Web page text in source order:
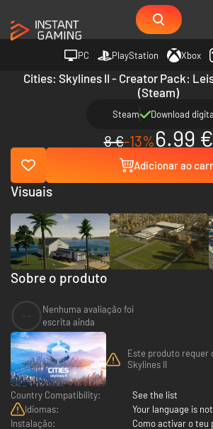
PC PlayStation Xbox
Cities: Skylines II - Creator Pack:
(Steam)
Steam Download
8 €-13%6.99 €
Adicionar ao
Sobre o produto
Nenhuma avaliação foi
escrita ainda
Este produto requer
Skylines II
Country Compatibility:
See the list
Idiomas:
Your language is
Instalação:
Como activar o teu
Visuais